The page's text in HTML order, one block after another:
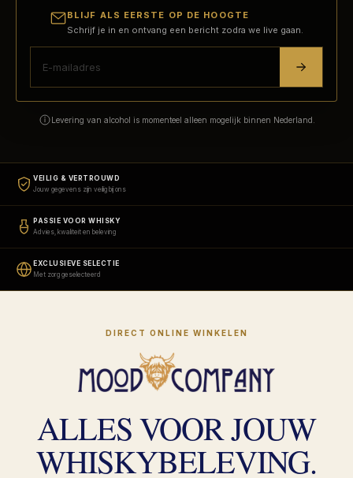
BLIJF ALS EERSTE OP DE HOOGTE
Schrijf je in en ontvang een bericht zodra we live gaan.
Levering van alcohol is momenteel alleen mogelijk binnen Nederland.
VEILIG & VERTROUWD
Jouw gegevens zijn veilig bij ons
PASSIE VOOR WHISKY
Advies, kwaliteit en beleving
EXCLUSIEVE SELECTIE
Met zorg geselecteerd
DIRECT ONLINE WINKELEN
ALLES VOOR JOUW
WHISKYBELEVING.